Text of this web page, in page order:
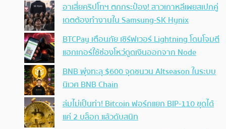
อาเสี่ยคริปโทฯ ตกกระป๋อง! สาวเกาหลีเผยสเปกคู่
เดตต้องทำงานใน Samsung-SK Hynix
BTCPay เตือนภัย เซิร์ฟเวอร์ Lightning โดนโจมตี
แฮกเกอร์ใช้ช่องโหว่ดูดเงินออกจาก Node
BNB พุ่งทะลุ $600 จุดชนวน Altseason ในระบบ
นิเวศ BNB Chain
ล่มไม่เป็นท่า! Bitcoin ฟอร์กแยก BIP-110 ขุดได้
แค่ 2 บล็อก แล้วดับสนิท